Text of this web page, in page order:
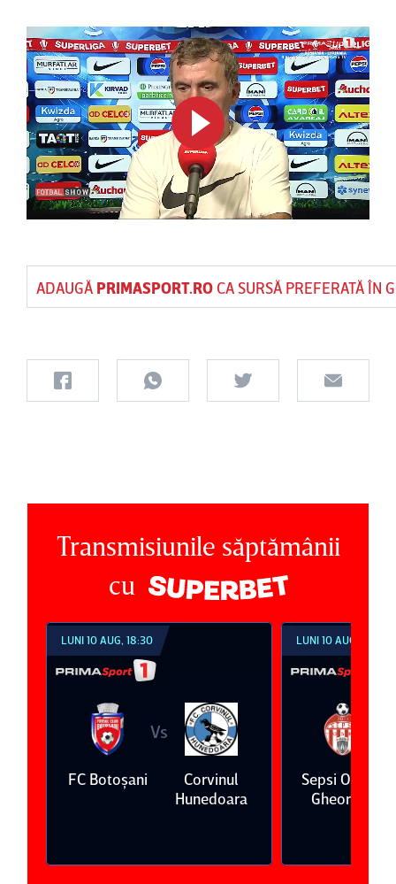
ADAUGĂ PRIMASPORT.ROCA SURSĂ PREFERATĂ ÎN
Transmisiunile săptămânii
cu
LUNI 10 AUG, 18:30
FC Botoşani
Vs
Corvinul
Hunedoara
LUNI 10 AUG, 21:30
Sepsi OSK Sf
Gheorghe